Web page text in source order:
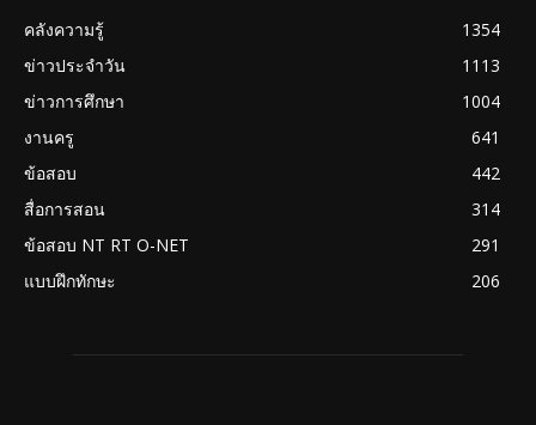
คลังความรู้
1354
ข่าวประจำวัน
1113
ข่าวการศึกษา
1004
งานครู
641
ข้อสอบ
442
สื่อการสอน
314
ข้อสอบ NT RT O-NET
291
แบบฝึกทักษะ
206